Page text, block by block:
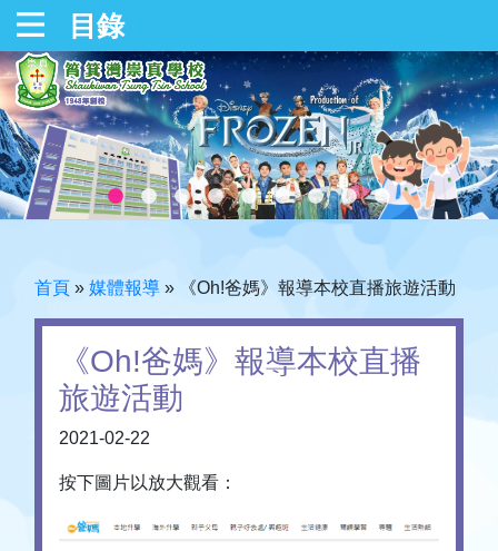
目錄
首頁 » 媒體報導 » 《Oh!爸媽》報導本校直播旅遊活動
《Oh!爸媽》報導本校直播
旅遊活動
2021-02-22
按下圖片以放大觀看：